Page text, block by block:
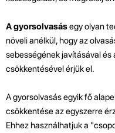
A gyorsolvasásegy olyan
növeli anélkül, hogy az
sebességének javításával
csökkentésével érjük el.
A gyorsolvasás egyik fő
csökkentése az egyszerre
Ehhez használhatjuk a